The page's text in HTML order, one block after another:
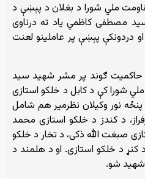
ملي شورا د بغلان د پېښې د
مصطفی کاظمي یاد ته درناوی
دردونکې پېښې پر عاملینو لعنت
ګوند پر مشر شهید سید
شورا کې د کابل د خلکو استازی
نور وکیلان نظرمیر هم شامل
د کندز د خلکو استازی محمد
صبغت الله ذکی، د تخار د خلکو
د خلکو استازی. او د هلمند د
شهيد شو.